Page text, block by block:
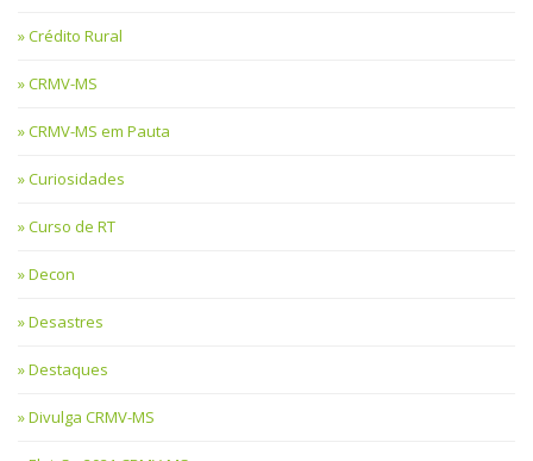
Crédito Rural
CRMV-MS
CRMV-MS em Pauta
Curiosidades
Curso de RT
Decon
Desastres
Destaques
Divulga CRMV-MS